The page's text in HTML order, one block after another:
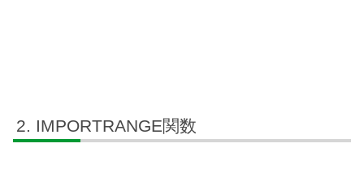
IMPORTRANGE関数